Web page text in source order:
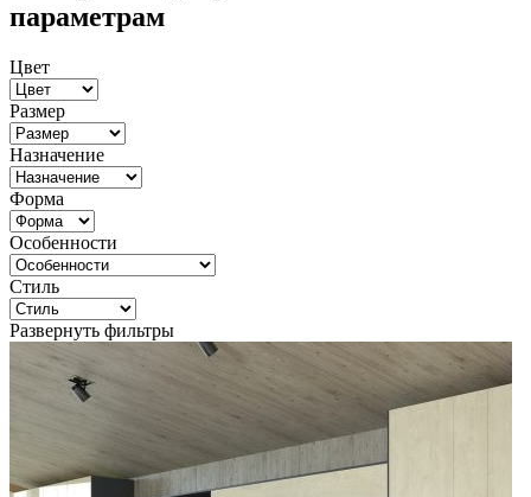
параметрам
Цвет
Размер
Назначение
Форма
Особенности
Стиль
Развернуть фильтры